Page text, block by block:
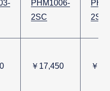
PHM1006-
2SC
2SC
￥17,450 ￥